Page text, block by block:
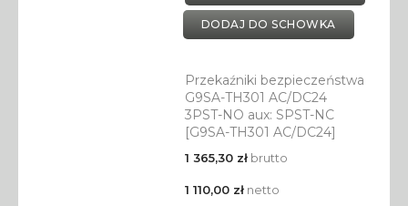
DODAJ DO SCHOWKA
Przekaźniki bezpieczeństwa
G9SA-TH301 AC/DC24
3PST-NO aux: SPST-NC
[G9SA-TH301 AC/DC24]
1 365,30 złbrutto
1 110,00 złnetto